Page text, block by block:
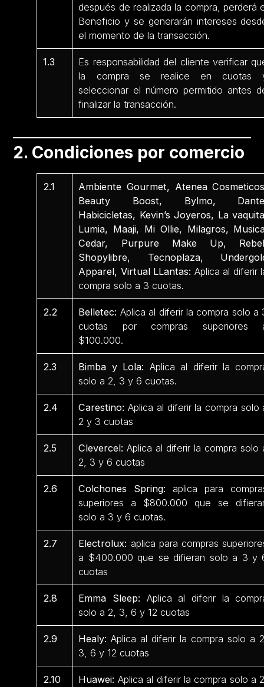
después de realizada la compra, perderá
Beneficio y se generarán intereses
el momento de la transacción.
1.3
Es responsabilidad del cliente verificar
la compra se realice en cuotas
seleccionar el número permitido antes
finalizar la transacción.
2. Condiciones por comercio
2.1
Ambiente Gourmet, Atenea
Beauty Boost, Bylmo,
Habicicletas, Kevin’s Joyeros, La
Lumia, Maaji, Mi Ollie, Milagros,
Cedar, Purpure Make Up,
Shopylibre, Tecnoplaza,
Apparel, Virtual LLantas: Aplica al diferir
compra solo a 3 cuotas.
2.2 Belletec: Aplica al diferir la compra solo a
cuotas por compras superiores
$100.000.
2.3 Bimba y Lola: Aplica al diferir la
solo a 2, 3 y 6 cuotas.
2.4 Carestino: Aplica al diferir la compra solo
2 y 3 cuotas
2.5 Clevercel:Aplica al diferir la compra solo
2, 3 y 6 cuotas
2.6 Colchones Spring: aplica para
superiores a $800.000 que se
solo a 3 y 6 cuotas.
2.7 Electrolux: aplica para compras
a $400.000 que se difieran solo a 3 y
cuotas
2.8 Emma Sleep: Aplica al diferir la
solo a 2, 3, 6 y 12 cuotas
2.9 Healy: Aplica al diferir la compra solo a
3, 6 y 12 cuotas
2.10 Huawei: Aplica al diferir la compra solo a